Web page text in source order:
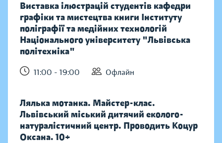
Виставка ілюстрацій студентів кафедри
графіки та мистецтва книги Інституту
поліграфії та медійних технологій
Національного університету "Львівська
політехніка"
11:00 - 19:00 Офлайн
Лялька мотанка. Майстер-клас.
Львівський міський дитячий еколого-
натуралістичний центр. Проводить Коцур
Оксана. 10+